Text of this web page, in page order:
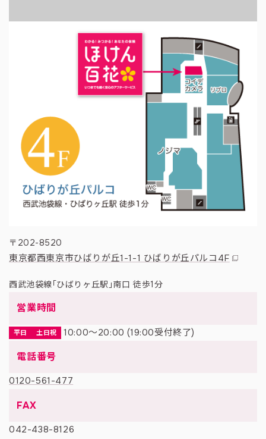
〒202-8520
東京都西東京市ひばりが丘1-1-1 ひばりが丘パルコ4F
西武池袋線「ひばりヶ丘駅」南口 徒歩1分
営業時間
平日 土日祝 10:00〜20:00 (19:00受付終了)
電話番号
0120-561-477
FAX
042-438-8126